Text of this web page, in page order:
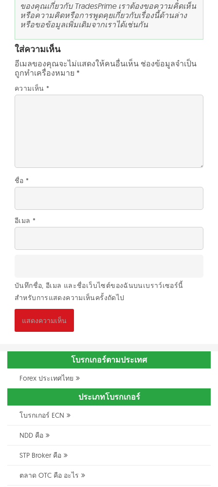
ของคุณเกี่ยวกับ TradesPrime เราต้องขอความคิดเห็น
หรือความคิดหรือการพูดคุยเกี่ยวกับเรื่องนี้ด้านล่าง
หรือขอข้อมูลเพิ่มเติมจากเราได้เช่นกัน
ใส่ความเห็น
อีเมลของคุณจะไม่แสดงให้คนอื่นเห็น ช่องข้อมูลจำเป็น
ถูกทำเครื่องหมาย *
ความเห็น *
ชื่อ *
อีเมล *
บันทึกชื่อ, อีเมล และชื่อเว็บไซต์ของฉันบนเบราว์เซอร์นี้
สำหรับการแสดงความเห็นครั้งถัดไป
โบรกเกอร์ตามประเทศ
Forex ประเทศไทย
ประเภทโบรกเกอร์
โบรกเกอร์ ECN
NDD คือ
STP Broker คือ
ตลาด OTC คือ อะไร